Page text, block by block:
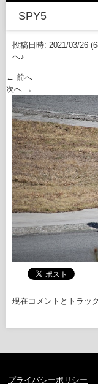
SPY5
投稿日時: 2021/03/26 (
へ♪
← 前へ
次へ →
現在コメントとトラッ
プライバシーポリシー